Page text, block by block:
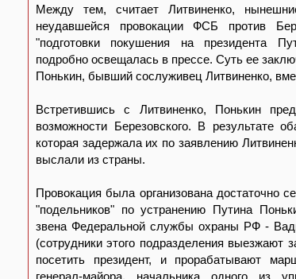
Между тем, считает Литвиненко,
неудавшейся провокации ФСБ против
"подготовки покушения на президента
подробно освещалась в прессе. Суть ее
Понькин, бывший сослуживец Литвиненко,
Встретившись с Литвиненко, Понькин
возможности Березовского. В результате
которая задержала их по заявлению
выслали из страны.
Провокация была организована достаточно
"подельников" по устранению Путина
звена Федеральной службы охраны РФ -
(сотрудники этого подразделения выезжают
посетить президент, и прорабатывают
генерал-майора, начальника одного